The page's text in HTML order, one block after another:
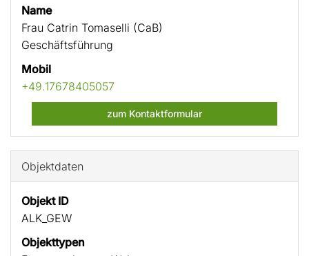
Name
Frau Catrin Tomaselli (CaB)
Geschäftsführung
Mobil
+49.17678405057
zum Kontaktformular
Objektdaten
Objekt ID
ALK_GEW
Objekttypen